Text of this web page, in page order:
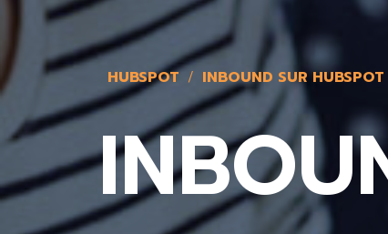
HUBSPOT INBOUND SUR HUBSPOT